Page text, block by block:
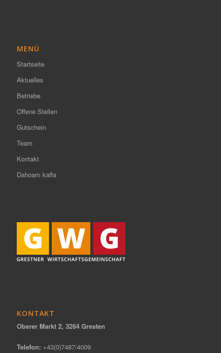
MENÜ
Startseite
Aktuelles
Betriebe
Offene Stellen
Gutschein
Team
Kontakt
Dahoam kaffa
KONTAKT
Oberer Markt 2, 3264 Gresten
Telefon: +43(0)7487/4009